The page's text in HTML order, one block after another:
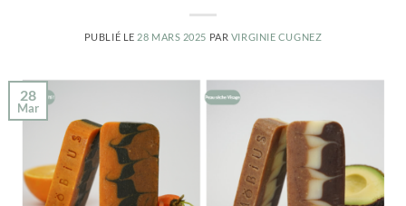
PUBLIÉ LE 28 MARS 2025 PAR VIRGINIE CUGNEZ
28
Mar